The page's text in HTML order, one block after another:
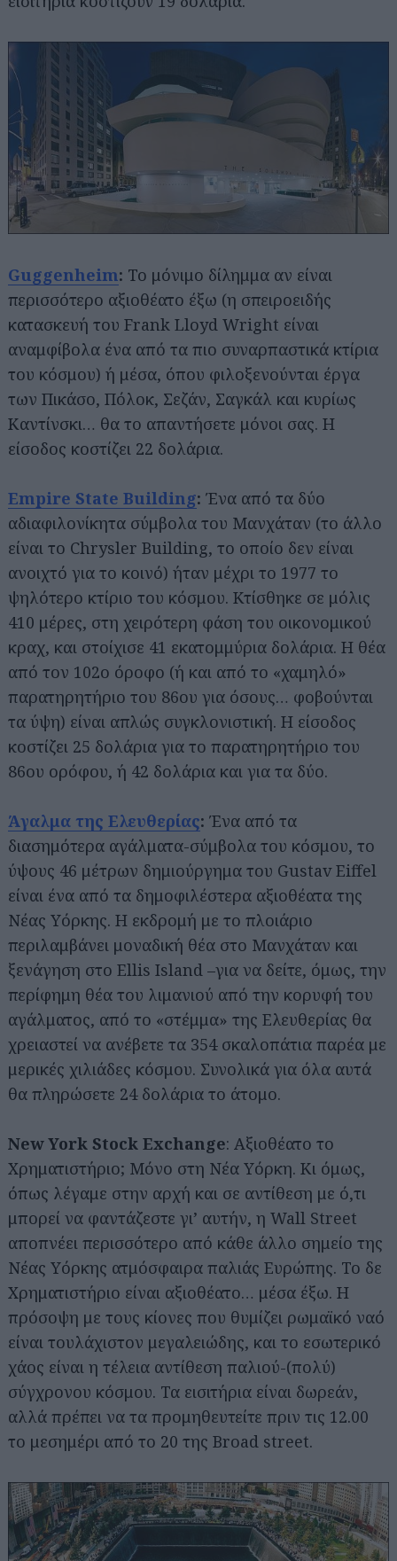
Guggenheim: Το μόνιμο δίλημμα αν είναι
περισσότερο αξιοθέατο έξω (η σπειροειδής
κατασκευή του Frank Lloyd Wright είναι
αναμφίβολα ένα από τα πιο συναρπαστικά κτίρια
του κόσμου) ή μέσα, όπου φιλοξενούνται έργα
των Πικάσο, Πόλοκ, Σεζάν, Σαγκάλ και κυρίως
Καντίνσκι… θα το απαντήσετε μόνοι σας. Η
είσοδος κοστίζει 22 δολάρια.
Empire State Building: Ένα από τα δύο
αδιαφιλονίκητα σύμβολα του Μανχάταν (το άλλο
είναι το Chrysler Building, το οποίο δεν είναι
ανοιχτό για το κοινό) ήταν μέχρι το 1977 το
ψηλότερο κτίριο του κόσμου. Κτίσθηκε σε μόλις
410 μέρες, στη χειρότερη φάση του οικονομικού
κραχ, και στοίχισε 41 εκατομμύρια δολάρια. Η θέα
από τον 102ο όροφο (ή και από το «χαμηλό»
παρατηρητήριο του 86ου για όσους… φοβούνται
τα ύψη) είναι απλώς συγκλονιστική. Η είσοδος
κοστίζει 25 δολάρια για το παρατηρητήριο του
86ου ορόφου, ή 42 δολάρια και για τα δύο.
Άγαλμα της Ελευθερίας: Ένα από τα
διασημότερα αγάλματα-σύμβολα του κόσμου, το
ύψους 46 μέτρων δημιούργημα του Gustav Eiffel
είναι ένα από τα δημοφιλέστερα αξιοθέατα της
Νέας Υόρκης. Η εκδρομή με το πλοιάριο
περιλαμβάνει μοναδική θέα στο Μανχάταν και
ξενάγηση στο Ellis Island –για να δείτε, όμως, την
περίφημη θέα του λιμανιού από την κορυφή του
αγάλματος, από το «στέμμα» της Ελευθερίας θα
χρειαστεί να ανέβετε τα 354 σκαλοπάτια παρέα με
μερικές χιλιάδες κόσμου. Συνολικά για όλα αυτά
θα πληρώσετε 24 δολάρια το άτομο.
New York Stock Exchange: Αξιοθέατο το
Χρηματιστήριο; Μόνο στη Νέα Υόρκη. Κι όμως,
όπως λέγαμε στην αρχή και σε αντίθεση με ό,τι
μπορεί να φαντάζεστε γι’ αυτήν, η Wall Street
αποπνέει περισσότερο από κάθε άλλο σημείο της
Νέας Υόρκης ατμόσφαιρα παλιάς Ευρώπης. Το δε
Χρηματιστήριο είναι αξιοθέατο… μέσα έξω. Η
πρόσοψη με τους κίονες που θυμίζει ρωμαϊκό ναό
είναι τουλάχιστον μεγαλειώδης, και το εσωτερικό
χάος είναι η τέλεια αντίθεση παλιού-(πολύ)
σύγχρονου κόσμου. Τα εισιτήρια είναι δωρεάν,
αλλά πρέπει να τα προμηθευτείτε πριν τις 12.00
το μεσημέρι από το 20 της Broad street.